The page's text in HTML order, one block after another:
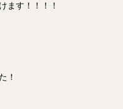
ます！！！！
！